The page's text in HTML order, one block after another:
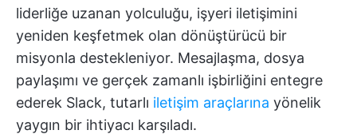
liderliğe uzanan yolculuğu, işyeri iletişimini
yeniden keşfetmek olan dönüştürücü bir
misyonla destekleniyor. Mesajlaşma, dosya
paylaşımı ve gerçek zamanlı işbirliğini entegre
ederek Slack, tutarlı iletişim araçlarına yönelik
yaygın bir ihtiyacı karşıladı.